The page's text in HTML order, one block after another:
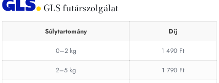
GLS futárszolgálat
Súlytartomány Díj
0–2 kg 1 490 Ft
2–5 kg 1 790 Ft